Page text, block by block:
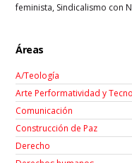
feminista, Sindicalismo con
Áreas
A/Teología
Arte Performatividad y
Comunicación
Construcción de Paz
Derecho